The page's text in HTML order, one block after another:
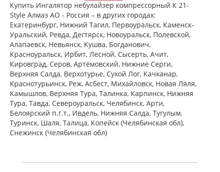
Купить Ингалятор небулайзер компрессорный К 21-
Style Алмаз АО - Россия – в других городах:
Екатеринбург, Нижний Тагил, Первоуральск, Каменск-
Уральский, Ревда, Дегтярск, Новоуральск, Полевской,
Алапаевск, Невьянск, Кушва, Богданович,
Красноуральск, Ирбит, Лесной, Сысерть, Ачит,
Кировград, Серов, Артёмовский, Нижние Cерги,
Верхняя Салда, Верхотурье, Сухой Лог, Качканар,
Краснотурьинск, Реж, Асбест, Михайловск, Новая Ляля,
Камышлов, Верхняя Тура, Талинка, Карпинск, Нижняя
Тура, Тавда, Североуральск, Челябинск, Арти,
Белоярский п.г.т., Ивдель, Нижняя Салда, Тугулым,
Туринск, Шаля, Талица, Копейск (Челябинская обл),
Снежинск (Челябинская обл)